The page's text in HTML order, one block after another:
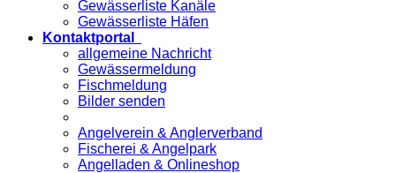
Gewässerliste Kanäle
Gewässerliste Häfen
Kontaktportal
allgemeine Nachricht
Gewässermeldung
Fischmeldung
Bilder senden
Angelverein & Anglerverband
Fischerei & Angelpark
Angelladen & Onlineshop